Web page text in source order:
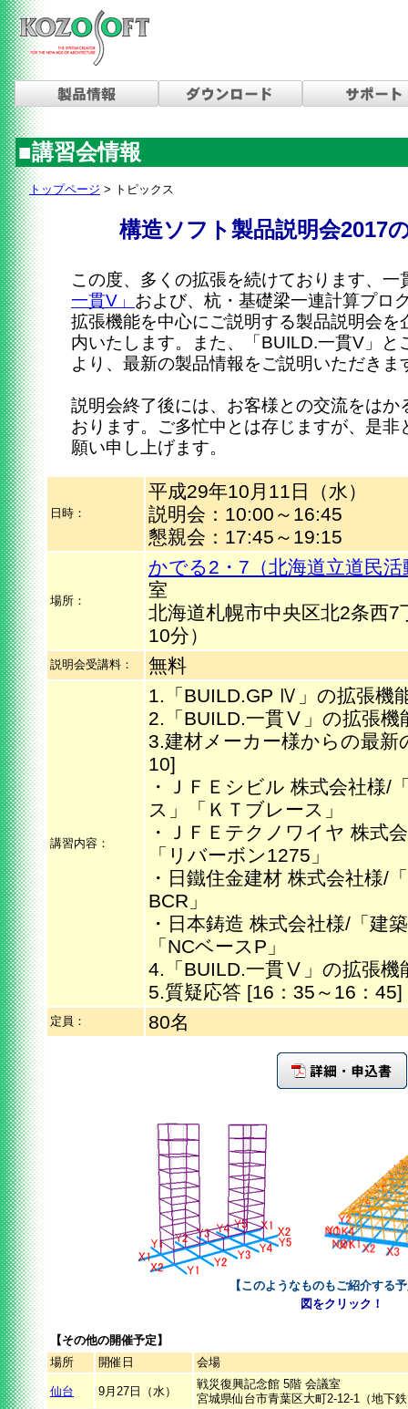
■講習会情報
トップページ > トピックス
構造ソフト製品説明会2017
この度、多くの拡張を続けております、一
一貫V」 および、杭・基礎梁一連計算プロ
拡張機能を中心にご説明する製品説明会
内いたします。また、「BUILD.一貫V」と
より、最新の製品情報をご説明いただきま
説明会終了後には、お客様との交流をは
おります。ご多忙中とは存じますが、是
願い申し上げます。
日時：
平成29年10月11日（水）
説明会：10:00～16:45
懇親会：17:45～19:15
場所：
かでる2・7（北海道立道民
室
北海道札幌市中央区北2条西
10分）
説明会受講料： 無料
講習内容：
1.「BUILD.GP Ⅳ」の拡張機
2.「BUILD.一貫Ⅴ」の拡張機
3.建材メーカー様からの最新
10]
・ＪＦＥシビル 株式会社様/
ス」「ＫＴブレース」
・ＪＦＥテクノワイヤ 株式
「リバーボン1275」
・日鐵住金建材 株式会社様/
BCR」
・日本鋳造 株式会社様/「建
「NCベースP」
4.「BUILD.一貫Ⅴ」の拡張機
5.質疑応答 [16：35～16：45]
定員： 80名
【このようなものもご紹介する
図をクリック！
【その他の開催予定】
場所
開催日 会場
仙台 9月27日（水）
戦災復興記念館 5階 会議室
宮城県仙台市青葉区大町2-12-1（地下